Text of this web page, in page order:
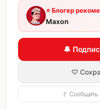
⭐Блогер
Maxon
🔔
♡
🚩